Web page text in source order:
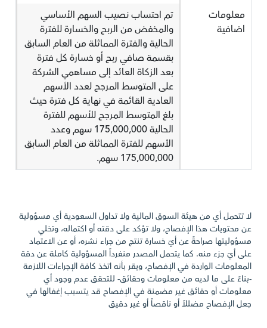
معلومات
اضافية
تم احتساب نصيب السهم الأساسي
والمخفض من الربح والخسارة للفترة
الحالية والفترة المماثلة من العام السابق
بقسمة صافي ربح أو خسارة كل فترة
بعد الزكاة العائد إلى مساهمي الشركة
على المتوسط المرجح لعدد الأسهم
العادية القائمة في نهاية كل فترة حيث
بلغ المتوسط المرجح للأسهم للفترة
الحالية 175,000,000 سهم وعدد
الأسهم للفترة المماثلة من العام السابق
175,000,000 سهم.
لا تتحمل أي من هيئة السوق المالية ولا تداول السعودية أي مسؤولية
عن محتويات هذا الإفصاح، ولا تؤكد على دقته أو اكتماله، وتخلي
مسؤوليتها صراحةً عن أيّ خسارة تنتج من جراء نشره، أو عن الاعتماد
على أيّ جزء منه. كما يتحمل المصدر منفرداً المسؤولية كاملة عن دقة
المعلومات الواردة في الإفصاح، ويقر بأنه اتخذ كافة الإجراءات اللازمة
-بناءً على ما لديه من معلومات وحقائق- للتحقق عدم وجود أي
معلومات أو حقائق غير مضمنة في الإفصاح قد يتسبب إغفالها في
جعل الإفصاح مضللاً أو ناقصاً أو غير دقيق